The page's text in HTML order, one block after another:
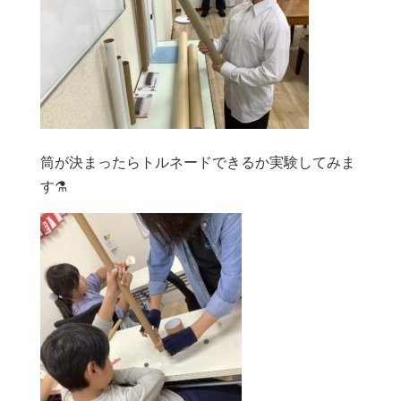
筒が決まったらトルネードできるか実験してみま
す⚗️